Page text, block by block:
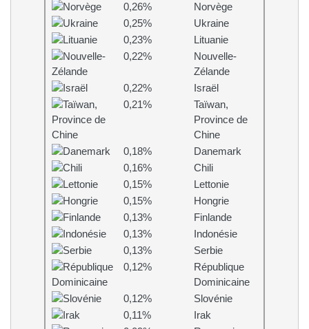
0,26%
Norvège
0,25%
Ukraine
0,23%
Lituanie
0,22%
Nouvelle-
Zélande
0,22%
Israël
0,21%
Taïwan,
Province de
Chine
0,18%
Danemark
0,16%
Chili
0,15%
Lettonie
0,15%
Hongrie
0,13%
Finlande
0,13%
Indonésie
0,13%
Serbie
0,12%
République
Dominicaine
0,12%
Slovénie
0,11%
Irak